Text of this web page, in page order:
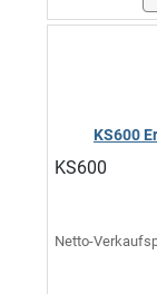
KS600
KS600
Netto-